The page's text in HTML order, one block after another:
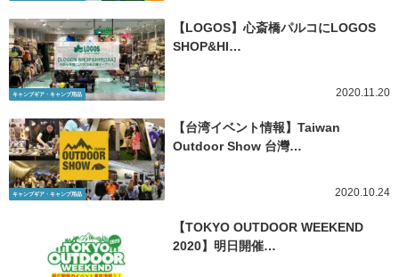
キャンプギア・キャンプ用品
【LOGOS】心斎橋パルコにLOGOS
SHOP&HI…
2020.11.20
キャンプギア・キャンプ用品
【台湾イベント情報】Taiwan
Outdoor Show 台灣…
2020.10.24
【TOKYO OUTDOOR WEEKEND
2020】明日開催…